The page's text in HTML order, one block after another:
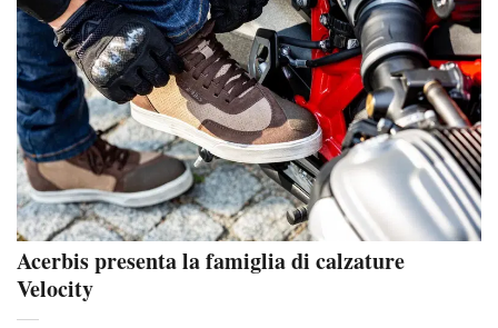
Acerbis presenta la famiglia di calzature
Velocity